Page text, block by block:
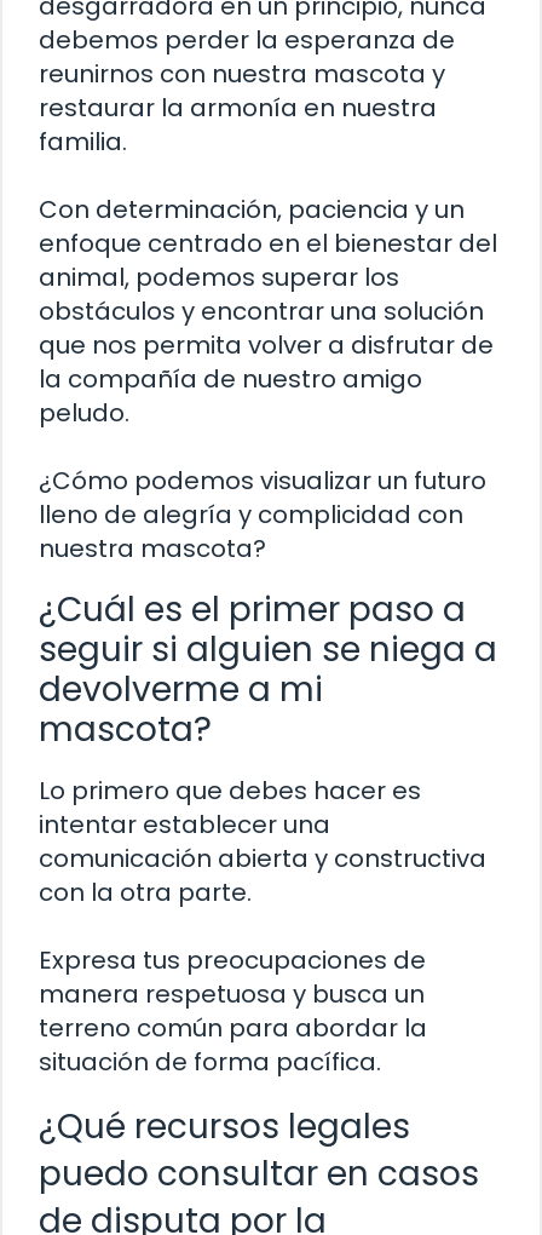
debemos perder la esperanza de
reunirnos con nuestra mascota y
restaurar la armonía en nuestra
familia.
Con determinación, paciencia y un
enfoque centrado en el bienestar del
animal, podemos superar los
obstáculos y encontrar una solución
que nos permita volver a disfrutar de
la compañía de nuestro amigo
peludo.
¿Cómo podemos visualizar un futuro
lleno de alegría y complicidad con
nuestra mascota?
¿Cuál es el primer paso a
seguir si alguien se niega a
devolverme a mi
mascota?
Lo primero que debes hacer es
intentar establecer una
comunicación abierta y constructiva
con la otra parte.
Expresa tus preocupaciones de
manera respetuosa y busca un
terreno común para abordar la
situación de forma pacífica.
¿Qué recursos legales
puedo consultar en casos
de disputa por la